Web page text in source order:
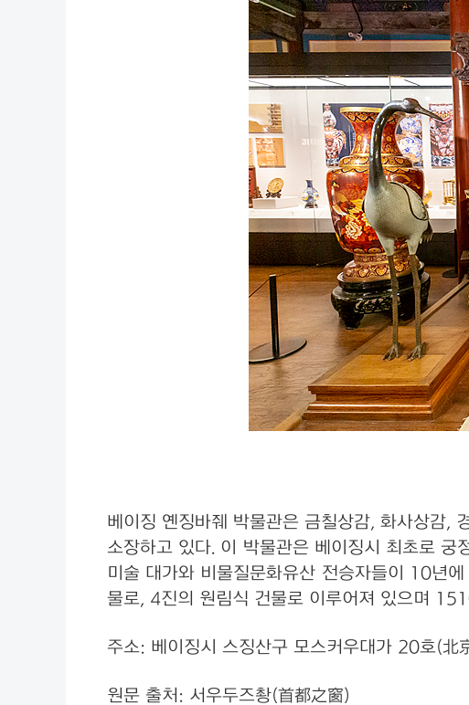
베이징 옌징바줴 박물관은 금칠상감, 화사상감,
소장하고 있다. 이 박물관은 베이징시 최초로
미술 대가와 비물질문화유산 전승자들이 10년
물로, 4진의 원림식 건물로 이루어져 있으며
주소: 베이징시 스징산구 모스커우대가 20호(北
원문 출처: 서우두즈촹(首都之窗)